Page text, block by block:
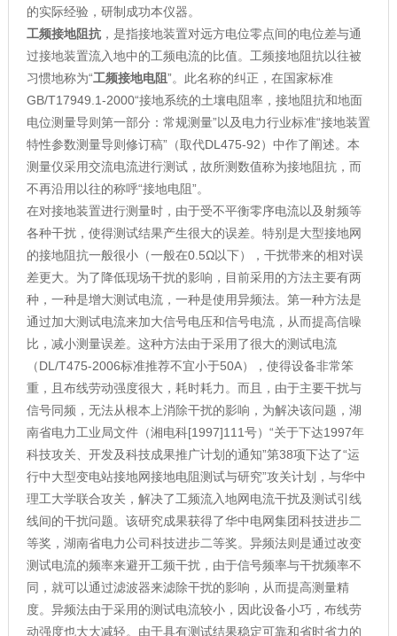
的实际经验，研制成功本仪器。
工频接地阻抗，是指接地装置对远方电位零点间的电位差与通
过接地装置流入地中的工频电流的比值。工频接地阻抗以往被
习惯地称为“工频接地电阻”。此名称的纠正，在国家标准
GB/T17949.1-2000“接地系统的土壤电阻率，接地阻抗和地面
电位测量导则第一部分：常规测量”以及电力行业标准“接地装置
特性参数测量导则修订稿”（取代DL475-92）中作了阐述。本
测量仪采用交流电流进行测试，故所测数值称为接地阻抗，而
不再沿用以往的称呼“接地电阻”。
在对接地装置进行测量时，由于受不平衡零序电流以及射频等
各种干扰，使得测试结果产生很大的误差。特别是大型接地网
的接地阻抗一般很小（一般在0.5Ω以下），干扰带来的相对误
差更大。为了降低现场干扰的影响，目前采用的方法主要有两
种，一种是增大测试电流，一种是使用异频法。第一种方法是
通过加大测试电流来加大信号电压和信号电流，从而提高信噪
比，减小测量误差。这种方法由于采用了很大的测试电流
（DL/T475-2006标准推荐不宜小于50A），使得设备非常笨
重，且布线劳动强度很大，耗时耗力。而且，由于主要干扰与
信号同频，无法从根本上消除干扰的影响，为解决该问题，湖
南省电力工业局文件（湘电科[1997]111号）“关于下达1997年
科技攻关、开发及科技成果推广计划的通知”第38项下达了“运
行中大型变电站接地网接地电阻测试与研究”攻关计划，与华中
理工大学联合攻关，解决了工频流入地网电流干扰及测试引线
线间的干扰问题。该研究成果获得了华中电网集团科技进步二
等奖，湖南省电力公司科技进步二等奖。异频法则是通过改变
测试电流的频率来避开工频干扰，由于信号频率与干扰频率不
同，就可以通过滤波器来滤除干扰的影响，从而提高测量精
度。异频法由于采用的测试电流较小，因此设备小巧，布线劳
动强度也大大减轻。由于具有测试结果稳定可靠和省时省力的